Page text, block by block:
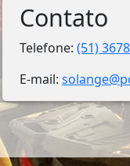
Contato
Telefone:(51)
E-mail: